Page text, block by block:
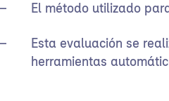
El método utilizado
Esta evaluación se
herramientas